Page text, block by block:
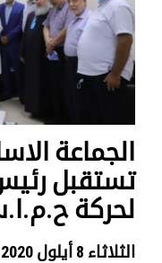
الجماعة
تستقبل
لحركة
الثلاثاء 8 أيلول 2020